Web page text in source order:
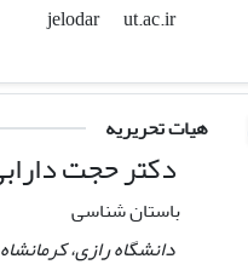
jelodar
ut.ac.ir
هیات تحریریه
دکتر حجت
باستان شناسی
دانشگاه رازی،